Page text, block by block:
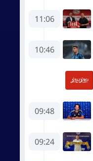
11:06
10:46
09:48
09:24